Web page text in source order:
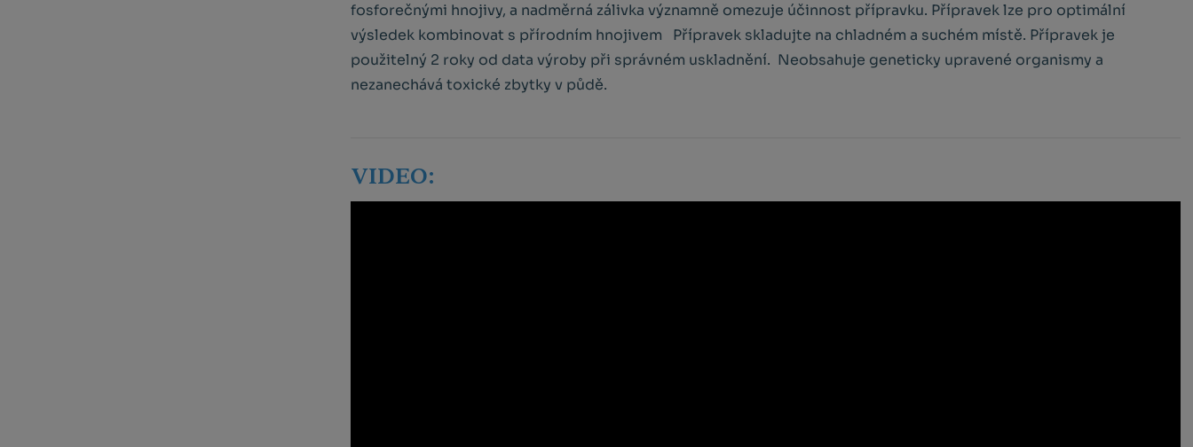
fosforečnými hnojivy, a nadměrná zálivka významně omezuje účinnost přípravku. Přípravek lze pro optimální
výsledek kombinovat s přírodním hnojivem Přípravek skladujte na chladném a suchém místě. Přípravek je
použitelný 2 roky od data výroby při správném uskladnění. Neobsahuje geneticky upravené organismy a
nezanechává toxické zbytky v půdě.
VIDEO: